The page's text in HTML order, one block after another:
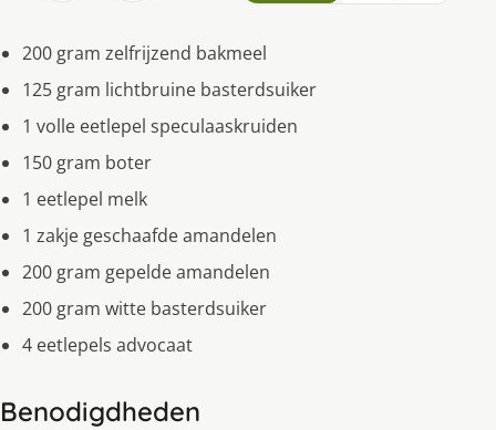
200 gram zelfrijzend bakmeel
125 gram lichtbruine basterdsuiker
1 volle eetlepel speculaaskruiden
150 gram boter
1 eetlepel melk
1 zakje geschaafde amandelen
200 gram gepelde amandelen
200 gram witte basterdsuiker
4 eetlepels advocaat
Benodigdheden